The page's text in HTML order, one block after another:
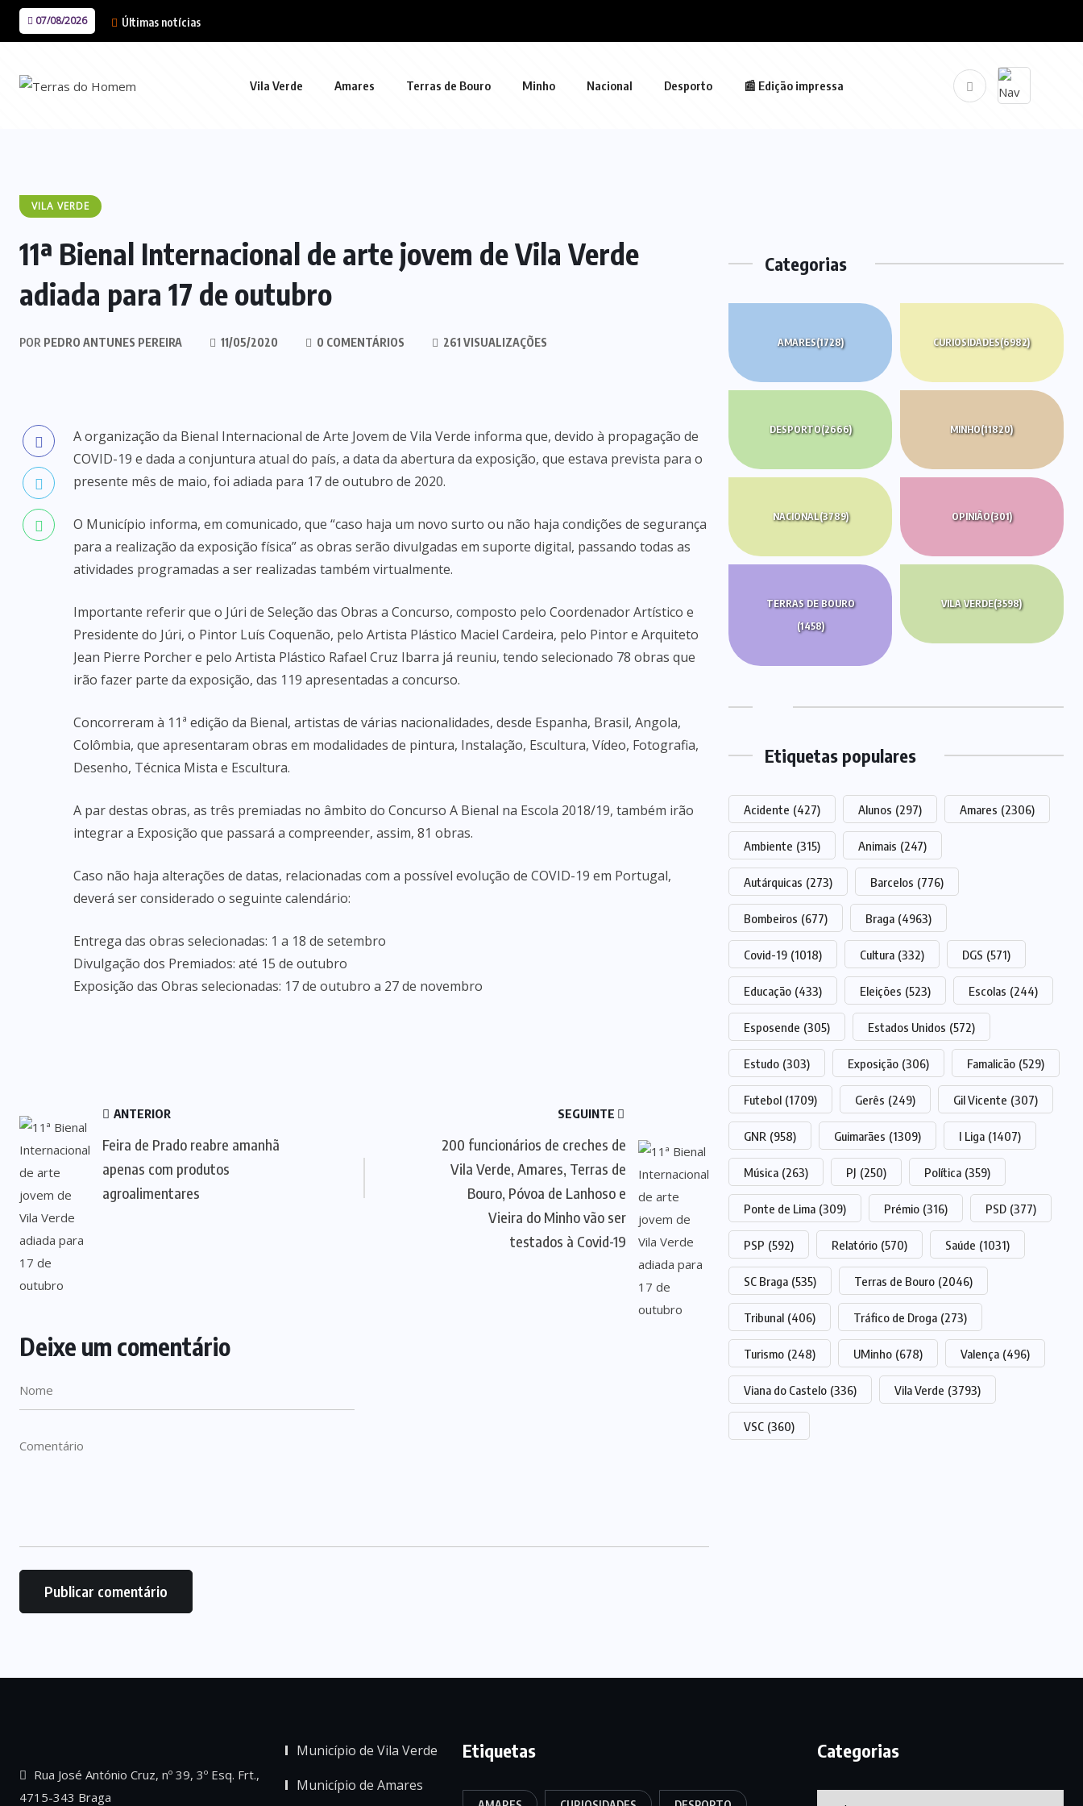
07/08/2026 Últimas notícias
Vila Verde Amares Terras de Bouro Minho Nacional Desporto 📰 Edição impressa
VILA VERDE
11ª Bienal Internacional de arte jovem de Vila Verde
adiada para 17 de outubro
POR PEDRO ANTUNES PEREIRA 11/05/2020 0 COMENTÁRIOS 261 VISUALIZAÇÕES
A organização da Bienal Internacional de Arte Jovem de Vila Verde informa que, devido à propagação de
COVID-19 e dada a conjuntura atual do país, a data da abertura da exposição, que estava prevista para o
presente mês de maio, foi adiada para 17 de outubro de 2020.
O Município informa, em comunicado, que “caso haja um novo surto ou não haja condições de segurança
para a realização da exposição física” as obras serão divulgadas em suporte digital, passando todas as
atividades programadas a ser realizadas também virtualmente.
Importante referir que o Júri de Seleção das Obras a Concurso, composto pelo Coordenador Artístico e
Presidente do Júri, o Pintor Luís Coquenão, pelo Artista Plástico Maciel Cardeira, pelo Pintor e Arquiteto
Jean Pierre Porcher e pelo Artista Plástico Rafael Cruz Ibarra já reuniu, tendo selecionado 78 obras que
irão fazer parte da exposição, das 119 apresentadas a concurso.
Concorreram à 11ª edição da Bienal, artistas de várias nacionalidades, desde Espanha, Brasil, Angola,
Colômbia, que apresentaram obras em modalidades de pintura, Instalação, Escultura, Vídeo, Fotografia,
Desenho, Técnica Mista e Escultura.
A par destas obras, as três premiadas no âmbito do Concurso A Bienal na Escola 2018/19, também irão
integrar a Exposição que passará a compreender, assim, 81 obras.
Caso não haja alterações de datas, relacionadas com a possível evolução de COVID-19 em Portugal,
deverá ser considerado o seguinte calendário:
Entrega das obras selecionadas: 1 a 18 de setembro
Divulgação dos Premiados: até 15 de outubro
Exposição das Obras selecionadas: 17 de outubro a 27 de novembro
ANTERIOR
Feira de Prado reabre amanhã
apenas com produtos
agroalimentares
SEGUINTE
200 funcionários de creches de
Vila Verde, Amares, Terras de
Bouro, Póvoa de Lanhoso e
Vieira do Minho vão ser
testados à Covid-19
Deixe um comentário
Categorias
AMARES(1728) CURIOSIDADES(6982)
DESPORTO(2666) MINHO(11820)
NACIONAL(3789) OPINIÃO(301)
TERRAS DE BOURO
(1458)
VILA VERDE(3598)
Etiquetas populares
Acidente (427) Alunos (297) Amares (2306)
Ambiente (315) Animais (247)
Autárquicas (273) Barcelos (776)
Bombeiros (677) Braga (4963)
Covid-19 (1018) Cultura (332) DGS (571)
Educação (433) Eleições (523) Escolas (244)
Esposende (305) Estados Unidos (572)
Estudo (303) Exposição (306) Famalicão (529)
Futebol (1709) Gerês (249) Gil Vicente (307)
GNR (958) Guimarães (1309) I Liga (1407)
Música (263) PJ (250) Política (359)
Ponte de Lima (309) Prémio (316) PSD (377)
PSP (592) Relatório (570) Saúde (1031)
SC Braga (535) Terras de Bouro (2046)
Tribunal (406) Tráfico de Droga (273)
Turismo (248) UMinho (678) Valença (496)
Viana do Castelo (336) Vila Verde (3793)
VSC (360)
Rua José António Cruz, nº 39, 3º Esq. Frt.,
4715-343 Braga
Município de Vila Verde
Município de Amares
Etiquetas Categorias